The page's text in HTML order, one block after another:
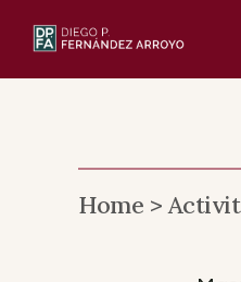
Home >